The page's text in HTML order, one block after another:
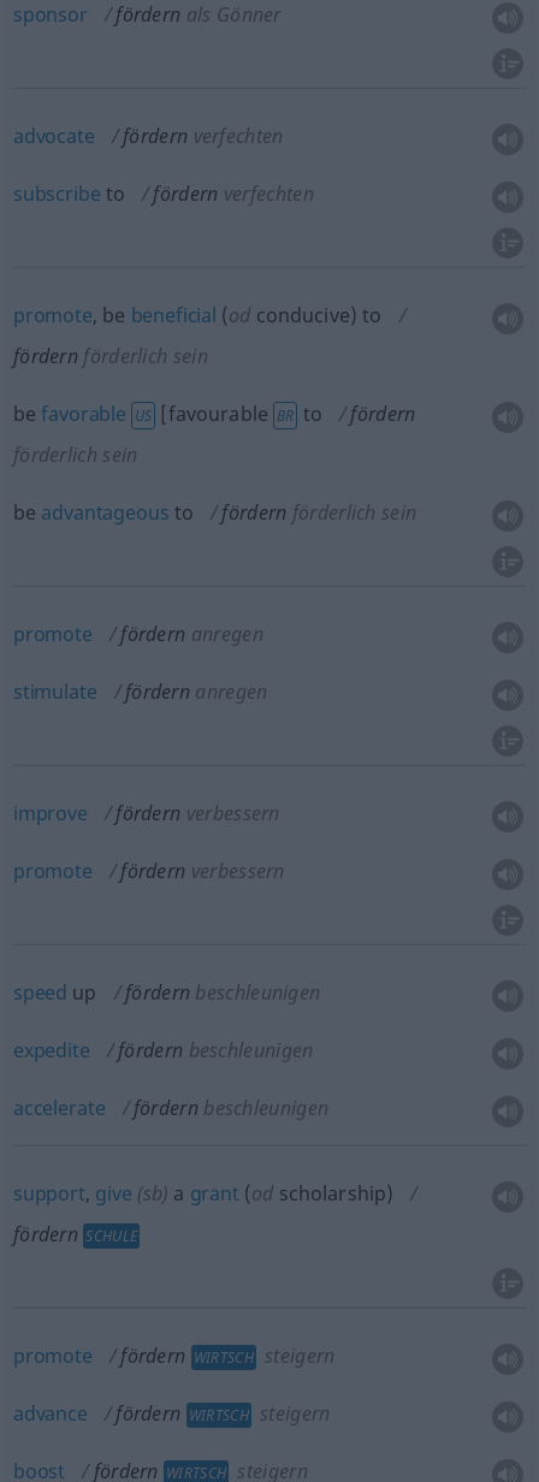
sponsor fördern als Gönner
advocate fördern verfechten
subscribe to fördern verfechten
promote, be beneficial (od conducive) to
fördern förderlich sein
befavorable US [favourable BR to
fördern
förderlich sein
be advantageous to fördern förderlich sein
promote fördern anregen
stimulate fördern anregen
improve fördern verbessern
promote fördern verbessern
speed up fördern beschleunigen
expedite fördern beschleunigen
accelerate fördern beschleunigen
support, give (sb) a grant (od scholarship)
fördern SCHULE
promote fördern WIRTSCH steigern
advance fördern WIRTSCH steigern
boost fördern WIRTSCH steigern